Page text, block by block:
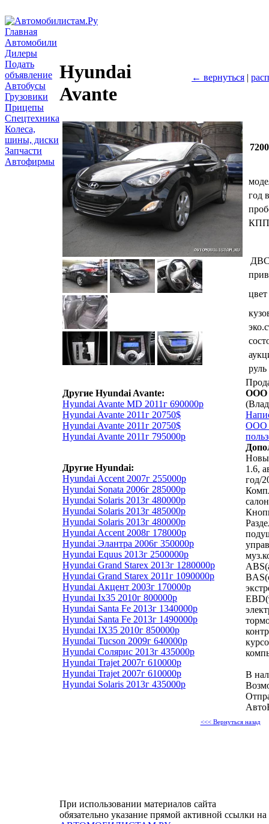
Главная
Автомобили
Дилеры
Подать
объявление
Автобусы
Грузовики
Прицепы
Спецтехника
Колеса,
шины, диски
Запчасти
Автофирмы
Hyundai
Avante
← вернуться |
Другие Hyundai Avante:
Hyundai Avante MD 2011г 690000р
Hyundai Avante 2011г 20750$
Hyundai Avante 2011г 20750$
Hyundai Avante 2011г 795000р
Другие Hyundai:
Hyundai Accent 2007г 255000р
Hyundai Sonata 2006г 285000р
Hyundai Solaris 2013г 480000р
Hyundai Solaris 2013г 485000р
Hyundai Solaris 2013г 480000р
Hyundai Accent 2008г 178000р
Hyundai Элантра 2006г 350000р
Hyundai Equus 2013г 2500000р
Hyundai Grand Starex 2013г 1280000р
Hyundai Grand Starex 2011г 1090000р
Hyundai Акцент 2003г 170000р
Hyundai Ix35 2010г 800000р
Hyundai Santa Fe 2013г 1340000р
Hyundai Santa Fe 2013г 1490000р
Hyundai IX35 2010г 850000р
Hyundai Tucson 2009г 640000р
Hyundai Солярис 2013г 435000р
Hyundai Trajet 2007г 610000р
Hyundai Trajet 2007г 610000р
Hyundai Solaris 2013г 435000р
год
КПП
цвет
руль
ООО
ООО
1.6,
год/
В
<<< Вернуться назад
При использовании материалов сайта
обязательно указание прямой активной ссылки на